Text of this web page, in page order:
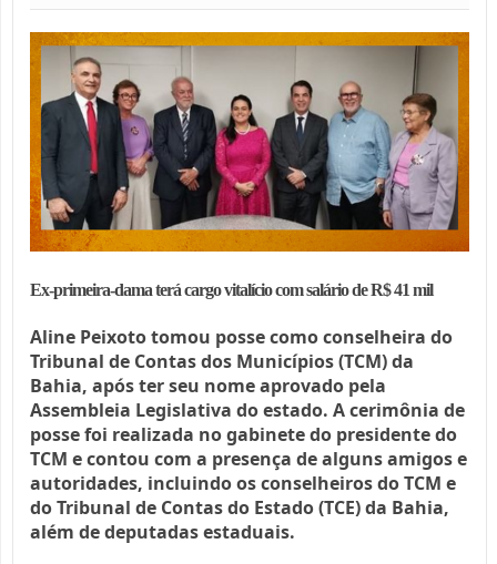
Ex-primeira-dama terá cargo vitalício com salário de R$ 41 mil
Aline Peixoto tomou posse como conselheira do
Tribunal de Contas dos Municípios (TCM) da
Bahia, após ter seu nome aprovado pela
Assembleia Legislativa do estado. A cerimônia de
posse foi realizada no gabinete do presidente do
TCM e contou com a presença de alguns amigos e
autoridades, incluindo os conselheiros do TCM e
do Tribunal de Contas do Estado (TCE) da Bahia,
além de deputadas estaduais.